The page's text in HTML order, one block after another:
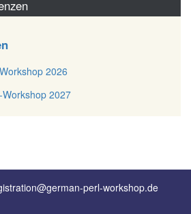
2026
2027
perl-workshop.de